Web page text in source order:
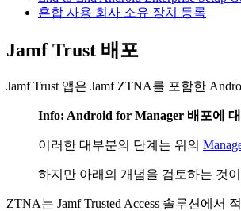
혼합 사용 회사 소유 장치 등록
Jamf Trust 배포
Jamf Trust 앱은 Jamf ZTNA를 포함한
Info: Android for Manager 배포에
이러한 대부분의 단계는 위의
하지만 아래의 개념을 검토하는 것
ZTNA는 Jamf Trusted Access 솔루션에서